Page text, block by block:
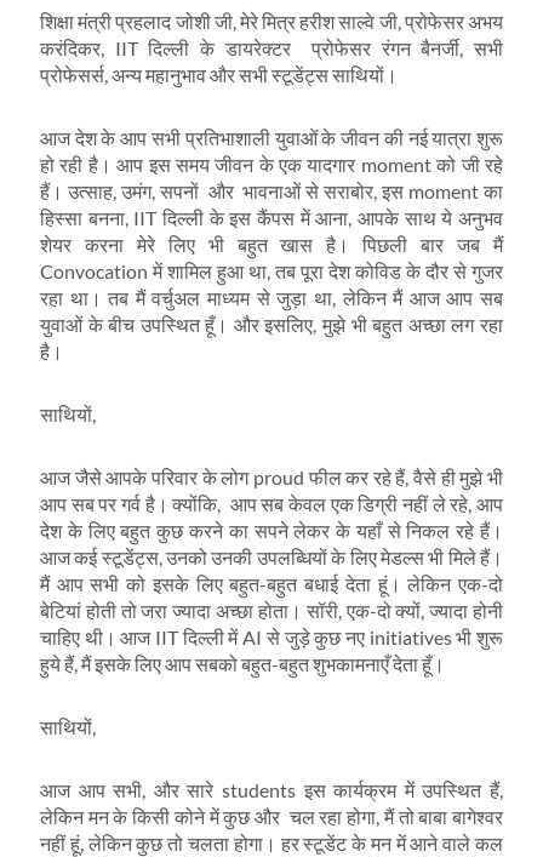
शिक्षा मंत्री प्रहलाद जोशी जी, मेरे मित्र हरीश साल्वे जी, प्रोफेसर अभय
करंदिकर, IIT दिल्ली के डायरेक्टर प्रोफेसर रंगन बैनर्जी, सभी
प्रोफेसर्स, अन्य महानुभाव और सभी स्टूडेंट्स साथियों।
आज देश के आप सभी प्रतिभाशाली युवाओं के जीवन की नई यात्रा शुरू
हो रही है। आप इस समय जीवन के एक यादगार moment को जी रहे
हैं। उत्साह, उमंग, सपनों और भावनाओं से सराबोर, इस moment का
हिस्सा बनना, IIT दिल्ली के इस कैंपस में आना, आपके साथ ये अनुभव
शेयर करना मेरे लिए भी बहुत खास है। पिछली बार जब मैं
Convocation में शामिल हुआ था, तब पूरा देश कोविड के दौर से गुजर
रहा था। तब मैं वर्चुअल माध्यम से जुड़ा था, लेकिन मैं आज आप सब
युवाओं के बीच उपस्थित हूँ। और इसलिए, मुझे भी बहुत अच्छा लग रहा
है।
साथियों,
आज जैसे आपके परिवार के लोग proud फील कर रहे हैं, वैसे ही मुझे भी
आप सब पर गर्व है। क्योंकि, आप सब केवल एक डिग्री नहीं ले रहे, आप
देश के लिए बहुत कुछ करने का सपने लेकर के यहाँ से निकल रहे हैं।
आज कई स्टूडेंट्स, उनको उनकी उपलब्धियों के लिए मेडल्स भी मिले हैं।
मैं आप सभी को इसके लिए बहुत-बहुत बधाई देता हूं। लेकिन एक-दो
बेटियां होती तो जरा ज्यादा अच्छा होता। सॉरी, एक-दो क्यों, ज्यादा होनी
चाहिए थी। आज IIT दिल्ली में AI से जुड़े कुछ नए initiatives भी शुरू
हुये हैं, मैं इसके लिए आप सबको बहुत-बहुत शुभकामनाएँ देता हूँ।
साथियों,
आज आप सभी, और सारे students इस कार्यक्रम में उपस्थित हैं,
लेकिन मन के किसी कोने में कुछ और चल रहा होगा, मैं तो बाबा बागेश्वर
नहीं हूं, लेकिन कुछ तो चलता होगा। हर स्टूडेंट के मन में आने वाले कल